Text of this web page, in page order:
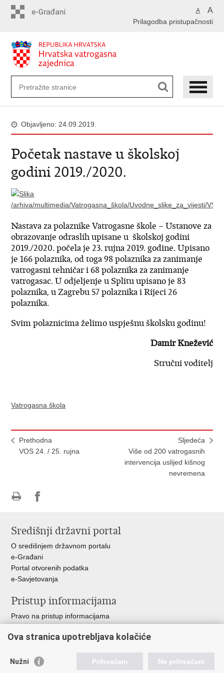
A A
Prilagodba pristupačnosti
Objavljeno: 24.09.2019.
Početak nastave u školskoj
godini 2019./2020.
Nastava za polaznike Vatrogasne škole – Ustanove za
obrazovanje odraslih upisane u školskoj godini
2019./2020. počela je 23. rujna 2019. godine. Upisano
je 166 polaznika, od toga 98 polaznika za zanimanje
vatrogasni tehničar i 68 polaznika za zanimanje
vatrogasac. U odjeljenje u Splitu upisano je 83
polaznika, u Zagrebu 57 polaznika i Rijeci 26
polaznika.
Svim polaznicima želimo uspješnu školsku godinu!
Damir Knežević
Stručni voditelj
Vatrogasna škola
Prethodna
VOS 24. / 25. rujna
Sljedeća
Više od 200 vatrogasnih
intervencija uslijed kišnog
nevremena
Facebooku
Središnji državni portal
O središnjem državnom portalu
e-Građani
Portal otvorenih podatka
e-Savjetovanja
Pristup informacijama
Pravo na pristup informacijama
Pozivi za žurnu pomoć
Ova stranica upotrebljava kolačiće
Nužni Prihvaćam Ne prihvaćam